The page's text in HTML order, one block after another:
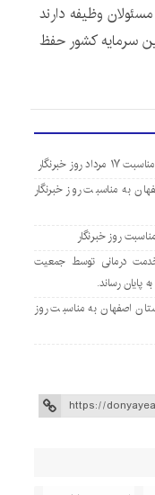
وظیفه دارند
سرمایه کشور حفظ
خبرنگار
به مناسبت روز خبرنگار
روز خبرنگار
نجف با ارائه نزدیک به ۴۰ هزار خدمت درمانی توسط جمعیت
پایان رساند.
اصفهان به مناسبت روز